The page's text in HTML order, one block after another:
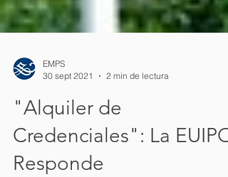
EMPS
30 sept 2021
2 min de lectura
"Alquiler de